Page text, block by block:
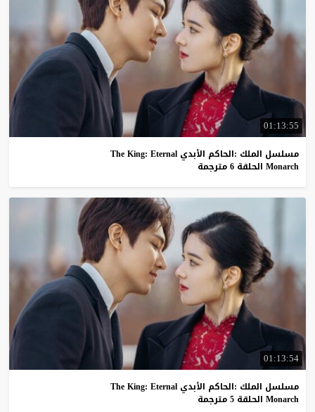
01:13:55
مسلسل الملك :الحاكم الأبدي The King: Eternal
Monarch الحلقة 6 مترجمة
01:13:54
مسلسل الملك :الحاكم الأبدي The King: Eternal
Monarch الحلقة 5 مترجمة